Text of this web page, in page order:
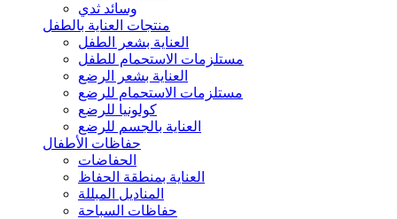
وسائد ثدي
منتجات العناية بالطفل
العناية بشعر الطفل
مستلزمات الاستحمام للطفل
العناية بشعر الرضع
مستلزمات الاستحمام للرضع
كولونيا للرضع
العناية بالجسم للرضع
حفاظات الأطفال
الحفاضات
العناية بمنطقة الحفاظ
المناديل المبللة
حفاظات السباحة